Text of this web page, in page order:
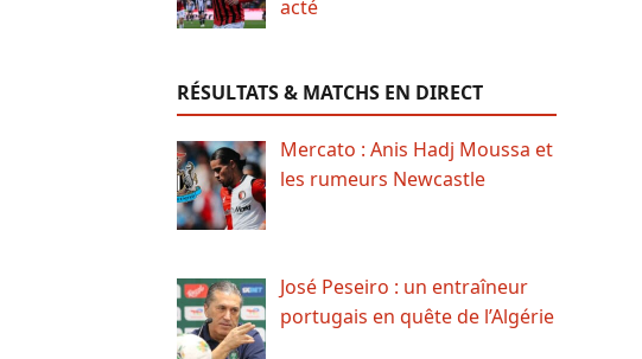
acté
RÉSULTATS & MATCHS EN DIRECT
Mercato : Anis Hadj Moussa et
les rumeurs Newcastle
José Peseiro : un entraîneur
portugais en quête de l’Algérie